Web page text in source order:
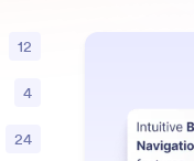
12
4
24